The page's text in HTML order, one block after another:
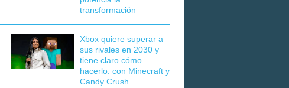
transformación
Xbox quiere superar a
sus rivales en 2030 y
tiene claro cómo
hacerlo: con Minecraft y
Candy Crush